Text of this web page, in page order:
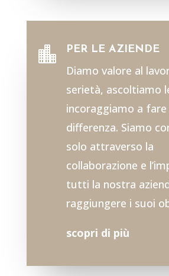
 PER LE AZIENDE
Diamo valore al
serietà, ascoltiamo
incoraggiamo a fare
differenza. Siamo
solo attraverso la
collaborazione e
tutti la nostra
raggiungere i suoi
scopri di più